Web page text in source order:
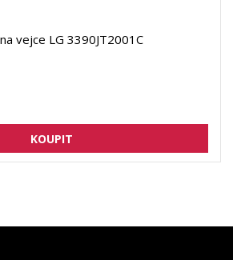
vejce LG 3390JT2001C